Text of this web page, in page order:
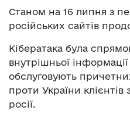
Станом на 16 липня з
російських сайтів
Кібератака була
внутрішньої
обслуговують
проти України
росії.